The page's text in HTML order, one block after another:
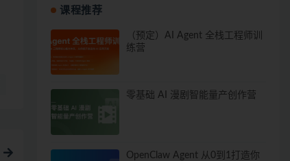
课程推荐
（预定）AI Agent 全栈工程师训
练营
零基础 AI 漫剧智能量产创作营
OpenClaw Agent 从0到1打造你